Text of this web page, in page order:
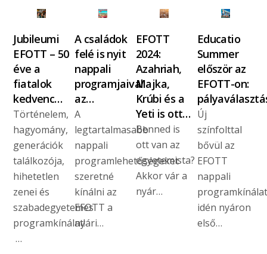
Jubileumi
EFOTT – 50
éve a
fiatalok
kedvenc…
Történelem,
hagyomány,
generációk
találkozója,
hihetetlen
zenei és
szabadegyetemes
programkínálat!
…
A családok
felé is nyit
nappali
programjaival
az…
A
legtartalmasabb
nappali
programlehetőségeket
szeretné
kínálni az
EFOTT a
nyári…
EFOTT
2024:
Azahriah,
Majka,
Krúbi és a
Yeti is ott…
Benned is
ott van az
egyetemista?
Akkor vár a
nyár…
Educatio
Summer
először az
EFOTT-on:
Új
színfolttal
bővül az
EFOTT
nappali
idén nyáron
első…